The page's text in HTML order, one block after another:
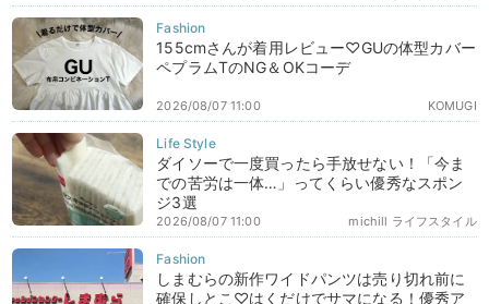
155cmさんが着用レビュー♡GUの体型カバー
ペプラムTのNG＆OKコーデ
KOMUGI
2026/08/07 11:00
ダイソーで一度買ったら手放せない！「今ま
での苦労は一体…」ってくらい優秀なスポン
ジ3選
michill ライフスタイル
2026/08/07 11:00
しまむらの新作ワイドパンツは売り切れ前に
確保しとこ♡はくだけでサマになる！優秀ア